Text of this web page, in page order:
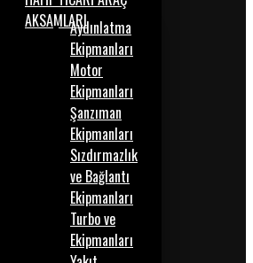
AKSAMLARIAydınlatma
Ekipmanları
Motor
Ekipmanları
Şanzıman
Ekipmanları
Sızdırmazlık
ve Bağlantı
Ekipmanları
Turbo ve
Ekipmanları